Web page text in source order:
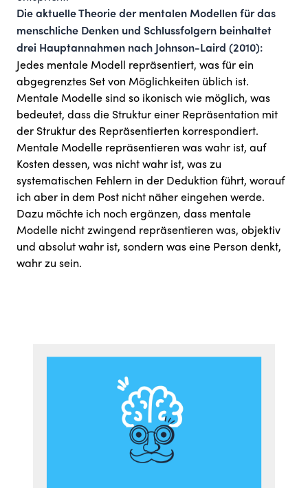
Die aktuelle Theorie der mentalen Modellen für das
menschliche Denken und Schlussfolgern beinhaltet
drei Hauptannahmen nach Johnson-Laird (2010):
Jedes mentale Modell repräsentiert, was für ein
abgegrenztes Set von Möglichkeiten üblich ist.
Mentale Modelle sind so ikonisch wie möglich, was
bedeutet, dass die Struktur einer Repräsentation mit
der Struktur des Repräsentierten korrespondiert.
Mentale Modelle repräsentieren was wahr ist, auf
Kosten dessen, was nicht wahr ist, was zu
systematischen Fehlern in der Deduktion führt, worauf
ich aber in dem Post nicht näher eingehen werde.
Dazu möchte ich noch ergänzen, dass mentale
Modelle nicht zwingend repräsentieren was, objektiv
und absolut wahr ist, sondern was eine Person denkt,
wahr zu sein.